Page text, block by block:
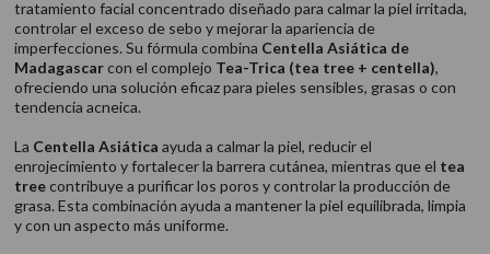
tratamiento facial concentrado diseñado para calmar la piel irritada,
controlar el exceso de sebo y mejorar la apariencia de
imperfecciones. Su fórmula combina Centella Asiática de
Madagascarcon el complejo Tea-Trica (tea tree + centella),
ofreciendo una solución eficaz para pieles sensibles, grasas o con
tendencia acneica.
La Centella Asiática ayuda a calmar la piel, reducir el
enrojecimiento y fortalecer la barrera cutánea, mientras que el tea
treecontribuye a purificar los poros y controlar la producción de
grasa. Esta combinación ayuda a mantener la piel equilibrada, limpia
y con un aspecto más uniforme.